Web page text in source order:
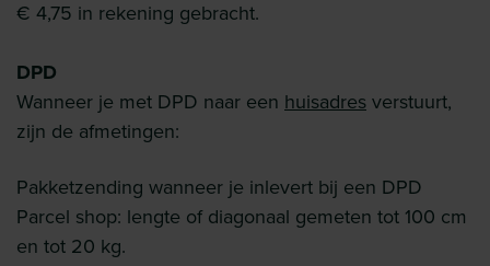
€ 4,75 in rekening gebracht.
DPD
Wanneer je met DPD naar een huisadres verstuurt,
zijn de afmetingen:
Pakketzending wanneer je inlevert bij een DPD
Parcel shop: lengte of diagonaal gemeten tot 100 cm
en tot 20 kg.